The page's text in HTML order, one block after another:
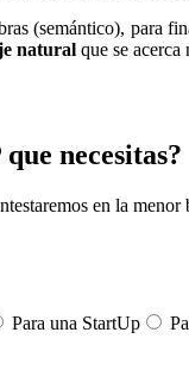
(semántico), para
natural que se
necesitas?
en la menor
Para una StartUp